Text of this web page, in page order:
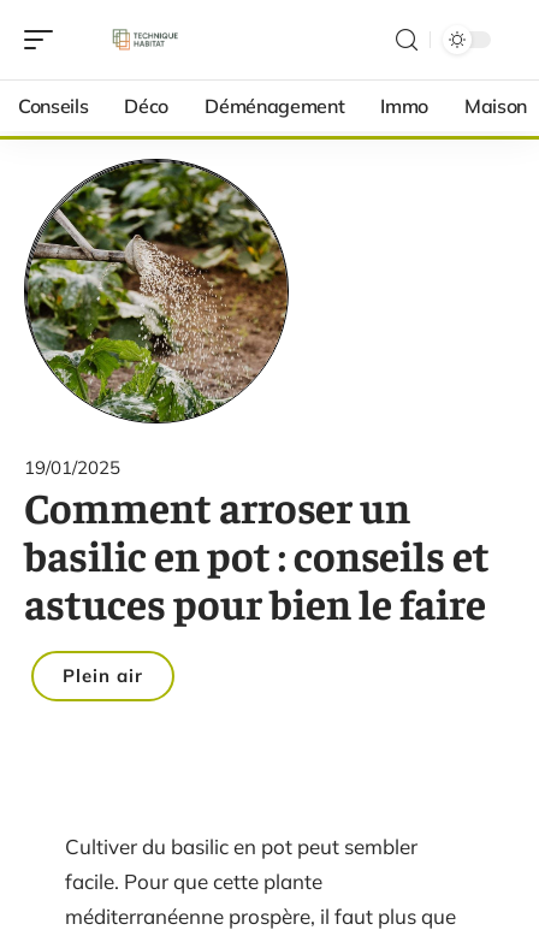
Conseils Déco Déménagement Immo Maison
19/01/2025
Comment arroser un
basilic en pot : conseils et
astuces pour bien le faire
Plein air
Cultiver du basilic en pot peut sembler
facile. Pour que cette plante
méditerranéenne prospère, il faut plus que